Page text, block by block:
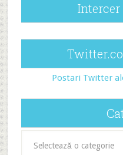
Postari Twitter